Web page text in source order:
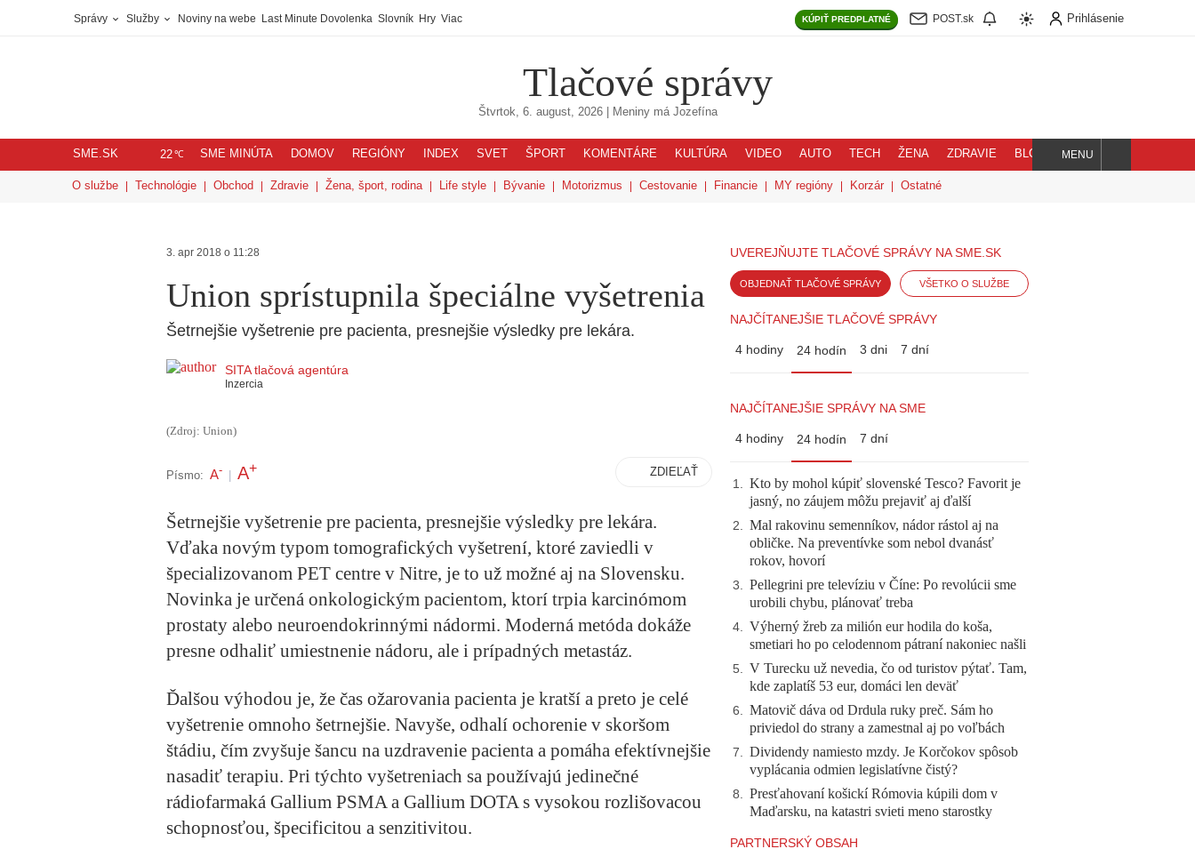
Správy Služby Noviny na webe Last Minute Dovolenka Slovník Hry Viac KÚPIŤ PREDPLATNÉ POST.sk Prihlásenie
Tlačové správy
Štvrtok, 6. august, 2026| Meniny má Jozefína
SME.SK 22℃ SME MINÚTA DOMOV REGIÓNY INDEX SVET ŠPORT KOMENTÁRE KULTÚRA VIDEO AUTO TECH ŽENA ZDRAVIE BLOG
Hľadaj
MENU
O službe Technológie Obchod Zdravie Žena, šport, rodina Life style Bývanie Motorizmus Cestovanie Financie MY regióny Korzár Ostatné
3. apr 2018 o 11:28
Union sprístupnila špeciálne vyšetrenia
Šetrnejšie vyšetrenie pre pacienta, presnejšie výsledky pre lekára.
SITA tlačová agentúra
Inzercia
(Zdroj: Union)
Písmo: A- A+ ZDIEĽAŤ
Šetrnejšie vyšetrenie pre pacienta, presnejšie výsledky pre lekára.
Vďaka novým typom tomografických vyšetrení, ktoré zaviedli v
špecializovanom PET centre v Nitre, je to už možné aj na Slovensku.
Novinka je určená onkologickým pacientom, ktorí trpia karcinómom
prostaty alebo neuroendokrinnými nádormi. Moderná metóda dokáže
presne odhaliť umiestnenie nádoru, ale i prípadných metastáz.
Ďalšou výhodou je, že čas ožarovania pacienta je kratší a preto je celé
vyšetrenie omnoho šetrnejšie. Navyše, odhalí ochorenie v skoršom
štádiu, čím zvyšuje šancu na uzdravenie pacienta a pomáha efektívnejšie
nasadiť terapiu. Pri týchto vyšetreniach sa používajú jedinečné
rádiofarmaká Gallium PSMA a Gallium DOTA s vysokou rozlišovacou
schopnosťou, špecificitou a senzitivitou.
UVEREJŇUJTE TLAČOVÉ SPRÁVY NA SME.SK
OBJEDNAŤ TLAČOVÉ SPRÁVY VŠETKO O SLUŽBE
NAJČÍTANEJŠIE TLAČOVÉ SPRÁVY
4 hodiny 24 hodín 3 dni 7 dní
NAJČÍTANEJŠIE SPRÁVY NA SME
4 hodiny 24 hodín 7 dní
1. Kto by mohol kúpiť slovenské Tesco? Favorit je
jasný, no záujem môžu prejaviť aj ďalší
2. Mal rakovinu semenníkov, nádor rástol aj na
obličke. Na preventívke som nebol dvanásť
rokov, hovorí
3. Pellegrini pre televíziu v Číne: Po revolúcii sme
urobili chybu, plánovať treba
4. Výherný žreb za milión eur hodila do koša,
smetiari ho po celodennom pátraní nakoniec našli
5. V Turecku už nevedia, čo od turistov pýtať. Tam,
kde zaplatíš 53 eur, domáci len deväť
6. Matovič dáva od Drdula ruky preč. Sám ho
priviedol do strany a zamestnal aj po voľbách
7. Dividendy namiesto mzdy. Je Korčokov spôsob
vyplácania odmien legislatívne čistý?
8. Presťahovaní košickí Rómovia kúpili dom v
Maďarsku, na katastri svieti meno starostky
PARTNERSKÝ OBSAH